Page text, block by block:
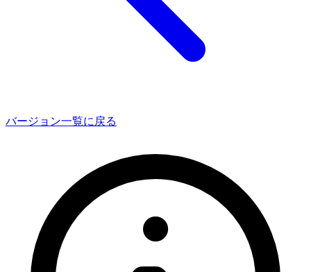
バージョン一覧に戻る